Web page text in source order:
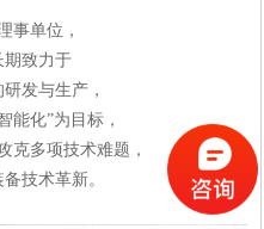
事单位，
期致力于
发与生产，
能化”为目标，
克多项技术难题，
备技术革新。